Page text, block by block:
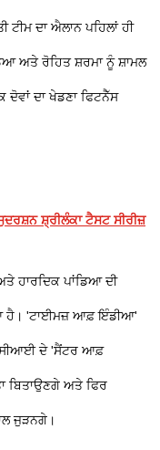
ਟੀਮ ਦਾ ਐਲਾਨ ਪਹਿਲਾਂ ਹੀ
ਅਤੇ ਰੋਹਿਤ ਸ਼ਰਮਾ ਨੂੰ ਸ਼ਾਮਲ
ਦਾ ਖੇਡਣਾ ਫਿਟਨੈੱਸ
ਸ਼੍ਰੀਲੰਕਾ ਟੈਸਟ ਸੀਰੀਜ਼
ਹਾਰਦਿਕ ਪਾਂਡਿਆ ਦੀ
ਹੈ। 'ਟਾਈਮਜ਼ ਆਫ਼ ਇੰਡੀਆ'
ਦੇ 'ਸੈਂਟਰ ਆਫ਼
ਬਿਤਾਉਣਗੇ ਅਤੇ ਫਿਰ
ਜੁੜਨਗੇ।